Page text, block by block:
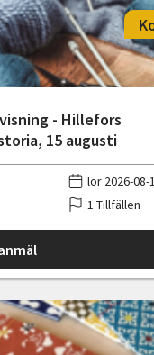
- Hillefors
15 augusti
lör 2026-08-
1 Tillfällen